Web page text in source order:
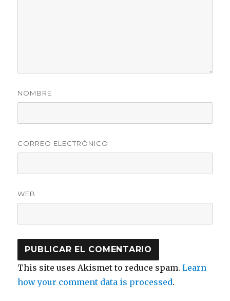
NOMBRE
CORREO ELECTRÓNICO
WEB
This site uses Akismet to reduce spam.Learn
how your comment data is processed.